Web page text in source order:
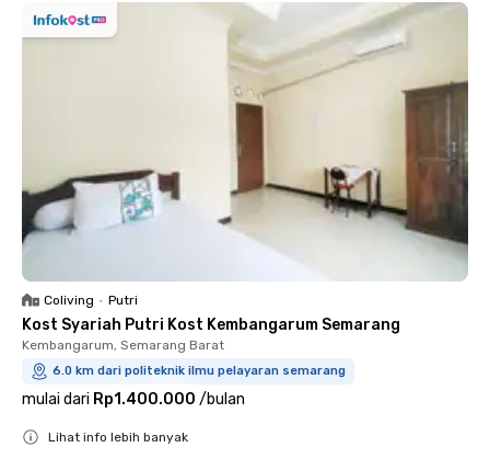
Coliving • Putri
Kost Syariah Putri Kost Kembangarum Semarang
Kembangarum, Semarang Barat
6.0 km dari politeknik ilmu pelayaran semarang
mulai dari Rp1.400.000 /bulan
Lihat info lebih banyak